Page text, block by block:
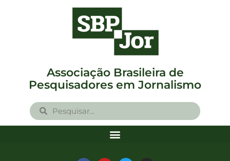
Associação Brasileira de
Pesquisadores em Jornalismo